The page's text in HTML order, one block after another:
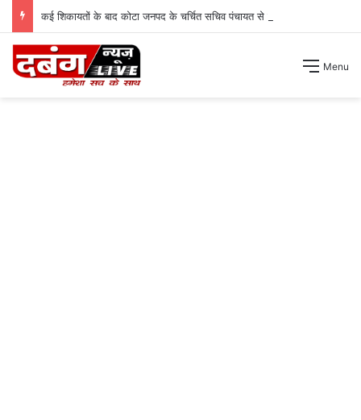
कई शिकायतों के बाद कोटा जनपद के चर्चित सचिव पंचायत से हटाए गए ।
Menu